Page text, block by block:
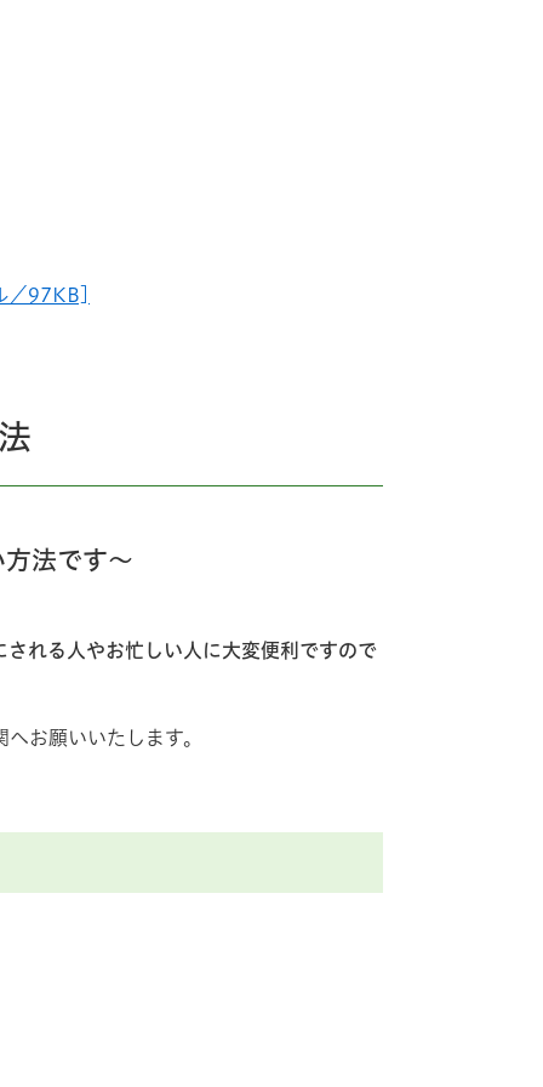
／97KB]
法です～
される人やお忙しい人に大変便利ですので
お願いいたします。